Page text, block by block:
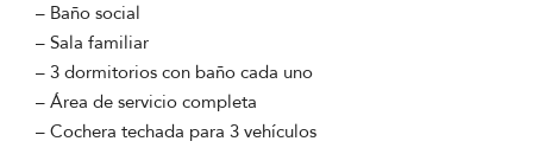
– Baño social
– Sala familiar
– 3 dormitorios con baño cada uno
– Área de servicio completa
– Cochera techada para 3 vehículos